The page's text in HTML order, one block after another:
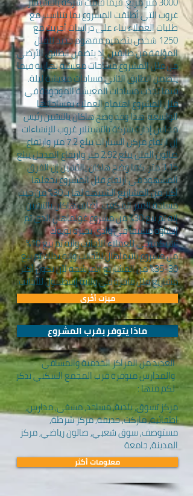
غروب التي أطلقت المشروع بما يتناسب مع
طلبات العملاء بناء على دراسات أُجريت مع
1250 شخص بتصميم مفهوم جديد للفلل
المؤلفة من طابقين. إذ يتضمن الطابق الأرضي
من فلل المشروع مساحات معيشة نهارية فيما
يتضمن الطابق الثاني مساحات معيشة ليلة.
فيما تجذب مساحات المعيشة الموجودة في
فلل المشروع اهتمام العملاء بمساحاتها
الواسعة. هذا وقد وضح هاكان يالتشين رئيس
مجلس إدارة شركة يالتشينلار غروب للإنشاءات
إن ارتفاع مركن السيارات يبلغ 7.2 متر وارتفاع
صالون الفلل يبلغ 2.92 متر وارتفاع المدخل يبلغ
3.15 متر. كما وضح هاكان يالتشين إن الفرق
المشهود في ارتفاع فلل المشروع يجعلها
أكبر من المشاريع الشبيهة لها بـ 30% من حيث
مساحة المتر المكعب. أضاف هاكان يالتشين
إنه تم بيع 30% من مشروع غولماهال الذي تم
إنشاؤه مسبقاً في وادي بحيرة بويوك
تشيكميجي للعملاء الأجانب وأنه تم بيع 10%
من مشروع باتيماهال للأجانب وإنه بذلك تم بيع
30-35% من المشاريع المرشحة لأن تكون أكثر
مشاريع فلل فاخرة في ولاية إسطنبول للأجانب.
ماذا يتوفر بقرب المشروع
مركز تسوق, بلدية, مساجد, مشفى, مدارس,
اطفائية, ماركت, حديقة, مركز شرطة,
مستوصف, سوق شعبي, صالون رياضي, مركز
المدينة, جامعة
معلومات أكثر
ميزت أخُرى
العديد من المراكز الخدمية والمشافي
والمدارس متوفرة قرب المجمع السكني نذكر
لكم منها :